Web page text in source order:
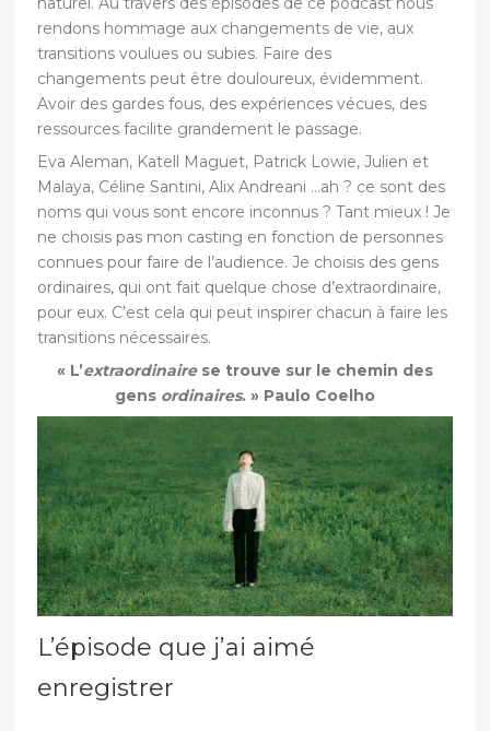
rendons hommage aux changements de vie, aux
transitions voulues ou subies. Faire des
changements peut être douloureux, évidemment.
Avoir des gardes fous, des expériences vécues, des
ressources facilite grandement le passage.
Eva Aleman, Katell Maguet, Patrick Lowie, Julien et
Malaya, Céline Santini, Alix Andreani …ah ? ce sont des
noms qui vous sont encore inconnus ? Tant mieux ! Je
ne choisis pas mon casting en fonction de personnes
connues pour faire de l’audience. Je choisis des gens
ordinaires, qui ont fait quelque chose d’extraordinaire,
pour eux. C’est cela qui peut inspirer chacun à faire les
transitions nécessaires.
« L’extraordinairese trouve sur le chemin des
gens ordinaires. » Paulo Coelho
L’épisode que j’ai aimé
enregistrer